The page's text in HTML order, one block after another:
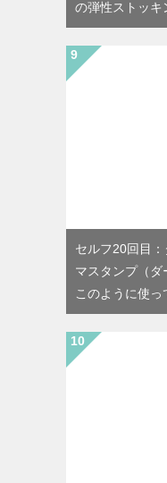
の弾性ストッキ
セルフ20回目
マスタンプ（ダ
このように使っ